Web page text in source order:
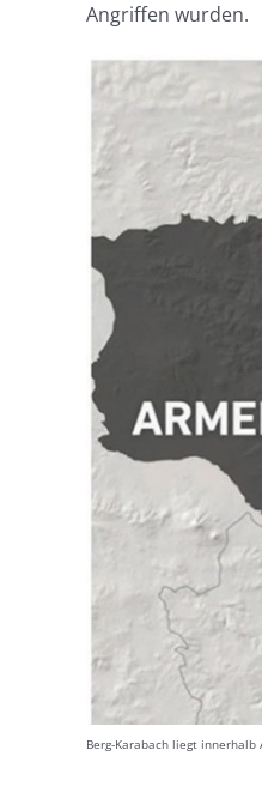
Angriffen wurden.
Berg-Karabach liegt